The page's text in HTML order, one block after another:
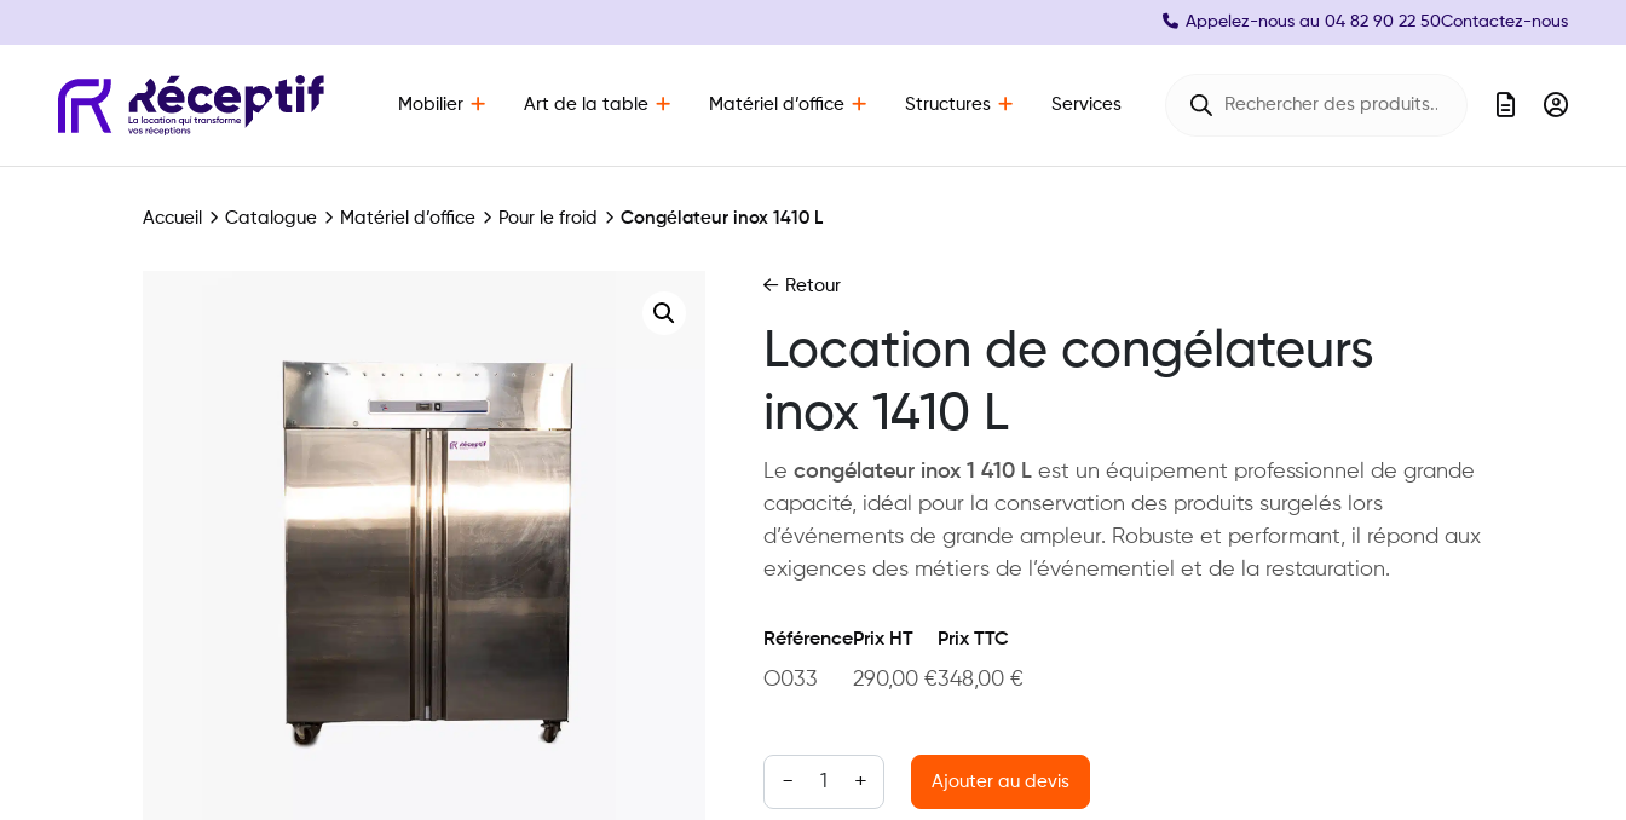
Appelez-nous au 04 82 90 22 50Contactez-nous
Navigation principale
Mobilier Art de la table Matériel d’office Structures Services
Accueil Catalogue Matériel d’office Pour le froid Congélateur inox 1410 L
Retour
Location de congélateurs
inox 1410 L
Lecongélateur inox 1 410 L est un équipement professionnel de grande
capacité, idéal pour la conservation des produits surgelés lors
d’événements de grande ampleur. Robuste et performant, il répond aux
exigences des métiers de l’événementiel et de la restauration.
Référence
O033
Prix HT
290,00€
Prix TTC
348,00€
quantité de Congélateur inox 1410 L
Ajouter au devis